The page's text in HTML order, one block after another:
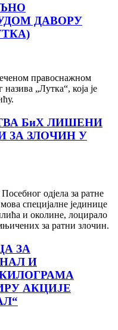
ДАВОРУ
правоснажном
„Лутка“, која је
БиХ ЛИШЕНИ
ЗА ЗЛОЧИН У
одјела за ратне
специјалне јединице
и околине, лоцирало
за ратни злочин.
ЗА
И
АКЦИЈЕ